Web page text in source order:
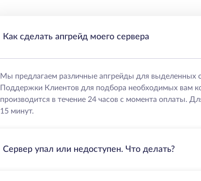
Как сделать апгрейд моего сервера
Мы предлагаем различные апгрейды для выделенных
Поддержки Клиентов для подбора необходимых вам
производится в течение 24 часов с момента оплаты.
15 минут.
Сервер упал или недоступен. Что делать?